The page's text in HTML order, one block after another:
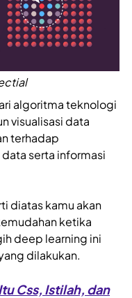
algoritma teknologi
visualisasi data
terhadap
serta informasi
diatas kamu akan
ketika
deep learning ini
dilakukan.
Css, Istilah, dan